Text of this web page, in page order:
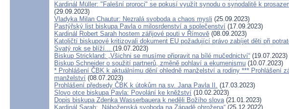
Kardinál Müller: "Falešní proroci" se pokusí využít synodu o synodalitě k
(29.09.2023)
Vladyka Milan Chautur: Nezralá svoboda a chaos mysli (25.09.2023)
Pastýřský list biskupa Pavla o milosrdenství a společenství (17.09.2023)
Kardinál Robert Sarah hostem zářijové pouti v Římově (08.09.2023)
Katoličtí biskupové kritizovali dokument EU požadující právo zabíjet děti při
Svatý rok se blíží... (19.07.2023)
Biskup Strickland: „Všichni se musíme připravit na bílé mučednictví“ (19.07.2023)
Biskup Schneider o soužití partnerů, změně pohlaví a ekumenismu (10.07.2023)
* Prohlášení ČBK k aktuálnímu dění ohledně manželství a rodiny *** Prohlášení
manželství (08.07.2023)
Prohlášení předsedy ČBK k útokům na sv. Jana Pavla II. (17.03.2023)
Slovo otce biskupa Pavla: Povolání ke kněžství (10.02.2023)
Dopis biskupa Zdenka Wasserbauera k neděli Božího slova(21.01.2023)
Kardinál Sarah: „Náboženská svoboda na Západě ohrožena“ (25.12.2022)